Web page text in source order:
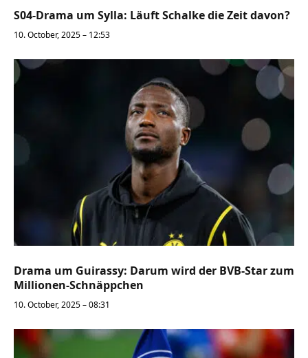
S04-Drama um Sylla: Läuft Schalke die Zeit davon?
10. October, 2025 – 12:53
Drama um Guirassy: Darum wird der BVB-Star zum
Millionen-Schnäppchen
10. October, 2025 – 08:31